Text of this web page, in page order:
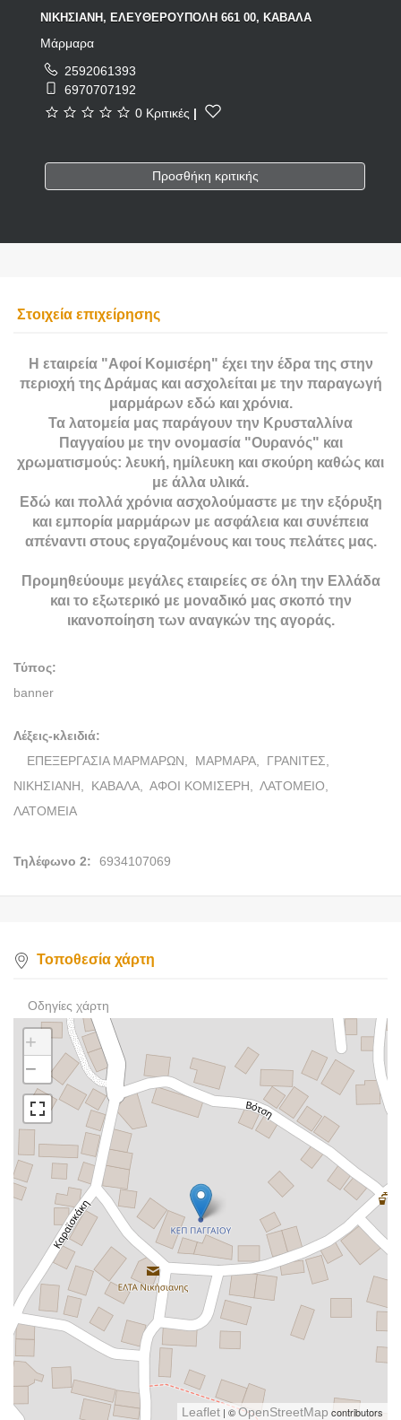
ΝΙΚΗΣΙΑΝΗ, ΕΛΕΥΘΕΡΟΥΠΟΛΗ 661 00, ΚΑΒΑΛΑ
Μάρμαρα
2592061393
6970707192
0 Κριτικές |
Προσθήκη κριτικής
Στοιχεία επιχείρησης
Η εταιρεία "Αφοί Κομισέρη" έχει την έδρα της στην
περιοχή της Δράμας και ασχολείται με την παραγωγή
μαρμάρων εδώ και χρόνια.
Τα λατομεία μας παράγουν την Κρυσταλλίνα
Παγγαίου με την ονομασία "Ουρανός" και
χρωματισμούς: λευκή, ημίλευκη και σκούρη καθώς και
με άλλα υλικά.
Εδώ και πολλά χρόνια ασχολούμαστε με την εξόρυξη
και εμπορία μαρμάρων με ασφάλεια και συνέπεια
απέναντι στους εργαζομένους και τους πελάτες μας.
Προμηθεύουμε μεγάλες εταιρείες σε όλη την Ελλάδα
και το εξωτερικό με μοναδικό μας σκοπό την
ικανοποίηση των αναγκών της αγοράς.
Τύπος:
banner
Λέξεις-κλειδιά:
ΕΠΕΞΕΡΓΑΣΙΑ ΜΑΡΜΑΡΩΝ,
ΜΑΡΜΑΡΑ,
ΓΡΑΝΙΤΕΣ,
ΝΙΚΗΣΙΑΝΗ,
ΚΑΒΑΛΑ, ΑΦΟΙ ΚΟΜΙΣΕΡΗ, ΛΑΤΟΜΕΙΟ,
ΛΑΤΟΜΕΙΑ
Τηλέφωνο 2: 6934107069
Τοποθεσία χάρτη
Οδηγίες χάρτη
+
−
Leaflet | ©OpenStreetMap contributors